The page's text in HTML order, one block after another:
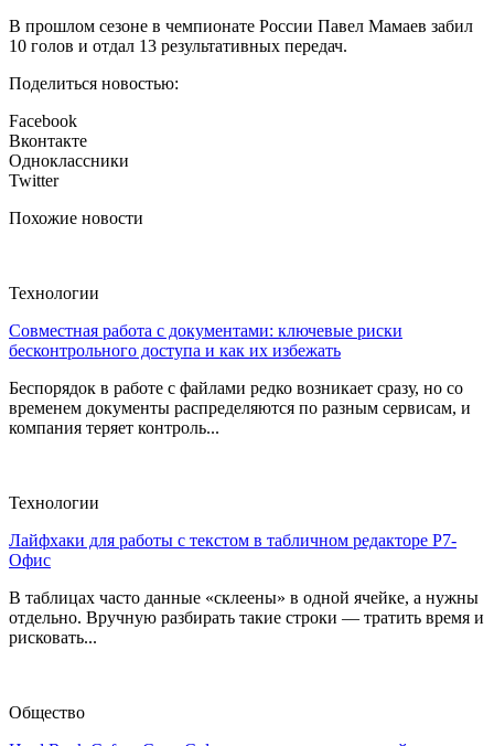
В прошлом сезоне в чемпионате России Павел Мамаев забил
10 голов и отдал 13 результативных передач.
Поделиться новостью:
Facebook
Вконтакте
Одноклассники
Twitter
Похожие новости
Технологии
Совместная работа с документами: ключевые риски
бесконтрольного доступа и как их избежать
Беспорядок в работе с файлами редко возникает сразу, но со
временем документы распределяются по разным сервисам, и
компания теряет контроль...
Технологии
Лайфхаки для работы с текстом в табличном редакторе Р7-
Офис
В таблицах часто данные «склеены» в одной ячейке, а нужны
отдельно. Вручную разбирать такие строки — тратить время и
рисковать...
Общество